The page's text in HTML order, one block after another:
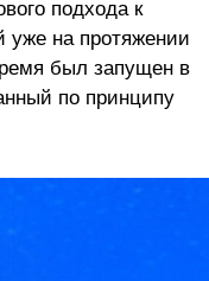
подхода к
уже на протяжении
был запущен в
по принципу